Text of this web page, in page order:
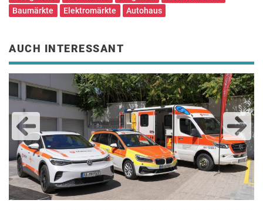
Baumärkte
Elektromärkte Autohaus
AUCH INTERESSANT